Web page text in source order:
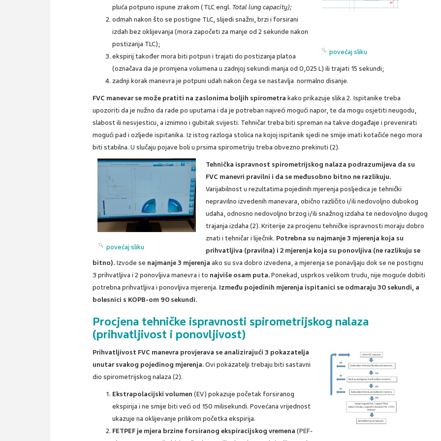
povećaj sliku
pluća potpuno ispune zrakom (TLC engl. Total lung capacity);
odmah nakon što se postigne TLC, slijedi snažni, brzi i forsirani
izdah bez oklijevanja (mora započeti za manje od 2 sekunde nakon
postizanja TLC);
ekspirij također mora biti potpun i trajati do postizanja platoa
(označava da je promjena volumena u zadnjoj sekundi manja od 0,025 L) ili trajati 15 sekundi;
zadnji korak manevra je potpuni udah nakon čega se nastavlja normalno disanje.
FVC manevar se može pratiti na zaslonima boljih spirometra kako prikazuje slika 2. Ispitanike treba
upozoriti da je nužno da rade po uputama i da je potreban najveći mogući napor, te da mogu osjetiti neugodu,
slabost ili nesvjesticu, a iznimno i gubitak svijesti. Tehničar treba biti spreman na takve događaje i prevenirati
mogući pad i ozljede ispitanika. Iz istog razloga stolica na kojoj ispitanik sjedi ne smije imati kotačiće nego mora
biti stabilna. U slučaju pojave boli u prsima spirometriju treba obvezno prekinuti (2).
povećaj sliku
Tehnička ispravnost spirometrijskog nalaza podrazumijeva da su
FVC manevri pravilni i da se međusobno bitno ne razlikuju.
Varijabilnost u rezultatima pojedinih mjerenja posljedica je tehnički
nepravilno izvedenih manevara, obično različito i/ili nedovoljno dubokog
udaha, odnosno nedovoljno brzog i/ili snažnog izdaha te nedovoljno dugog
trajanja izdaha (2). Kriterije za procjenu tehničke ispravnosti moraju dobro
znati i tehničar i liječnik. Potrebna su najmanje 3 mjerenja koja su
prihvatljiva (pravilna) i 2 mjerenja koja su ponovljiva (ne razlikuju se
bitno). Izvode se najmanje 3 mjerenja ako su sva dobro izvedena, a mjerenja se ponavljaju dok se ne postignu
3 prihvatljiva i 2 ponovljiva manevra i to najviše osam puta.Ponekad, usprkos velikom trudu, nije moguće dobiti
potrebna prihvatljiva i ponovljiva mjerenja. Između pojedinih mjerenja ispitanici se odmaraju 30 sekundi, a
bolesnici s KOPB-om 90 sekundi.
Procjena tehničke ispravnosti spirometrijskog nalaza
(prihvatljivost i ponovljivost)
Prihvatljivost FVC manevra provjerava se analizirajući 3 pokazatelja
unutar svakog pojedinog mjerenja.Ovi pokazatelji trebaju biti sastavni
dio spirometrijskog nalaza (2).
Ekstrapolacijski volumen (EV) pokazuje početak forsiranog
ekspirija i ne smije biti veći od 150 milisekundi. Povećana vrijednost
ukazuje na oklijevanje prilikom početka ekspirija.
FETPEF je mjera brzine forsiranog ekspiracijskog vremena (PEF-